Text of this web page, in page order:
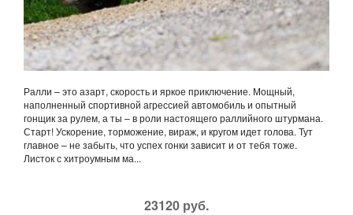
Ралли – это азарт, скорость и яркое приключение. Мощный,
наполненный спортивной агрессией автомобиль и опытный
гонщик за рулем, а ты – в роли настоящего раллийного штурмана.
Старт! Ускорение, торможение, вираж, и кругом идет голова. Тут
главное – не забыть, что успех гонки зависит и от тебя тоже.
Листок с хитроумным ма...
23120 руб.